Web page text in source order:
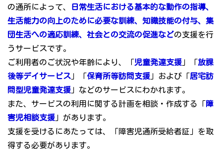
の通所によって、
日常生活における基本的な動作の指導、
生活能力の向上のために必要な訓練、知識技能の付与、集
団生活への適応訓練、社会との交流の促進などの支援を行
うサービスです。
ご利用者のご状況や年齢により、「児童発達支援 」「放課
後等デイサービス 」「保育所等訪問支援 」および「居宅訪
問型児童発達支援 」などのサービスにわかれます。
また、サービスの利用に関する計画を相談・作成する「障
害児相談支援 」があります。
支援を受けるにあたっては、「障害児通所受給者証」を取
得する必要があります。